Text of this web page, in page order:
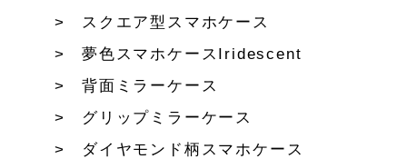
スクエア型スマホケース
夢色スマホケースIridescent
背面ミラーケース
グリップミラーケース
ダイヤモンド柄スマホケース